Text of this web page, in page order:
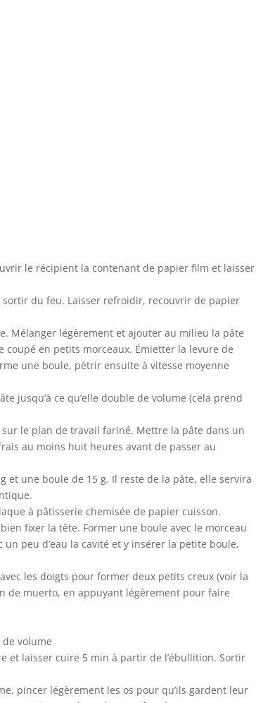
le récipient la contenant de papier film et laisser
du feu. Laisser refroidir, recouvrir de papier
Mélanger légèrement et ajouter au milieu la pâte
en petits morceaux. Émietter la levure de
une boule, pétrir ensuite à vitesse moyenne
jusqu’à ce qu’elle double de volume (cela prend
sur le plan de travail fariné. Mettre la pâte dans un
au moins huit heures avant de passer au
et une boule de 15 g. Il reste de la pâte, elle servira
à pâtisserie chemisée de papier cuisson.
fixer la tête. Former une boule avec le morceau
peu d’eau la cavité et y insérer la petite boule,
les doigts pour former deux petits creux (voir la
de muerto, en appuyant légèrement pour faire
de volume
et laisser cuire 5 min à partir de l’ébullition. Sortir
pincer légèrement les os pour qu’ils gardent leur